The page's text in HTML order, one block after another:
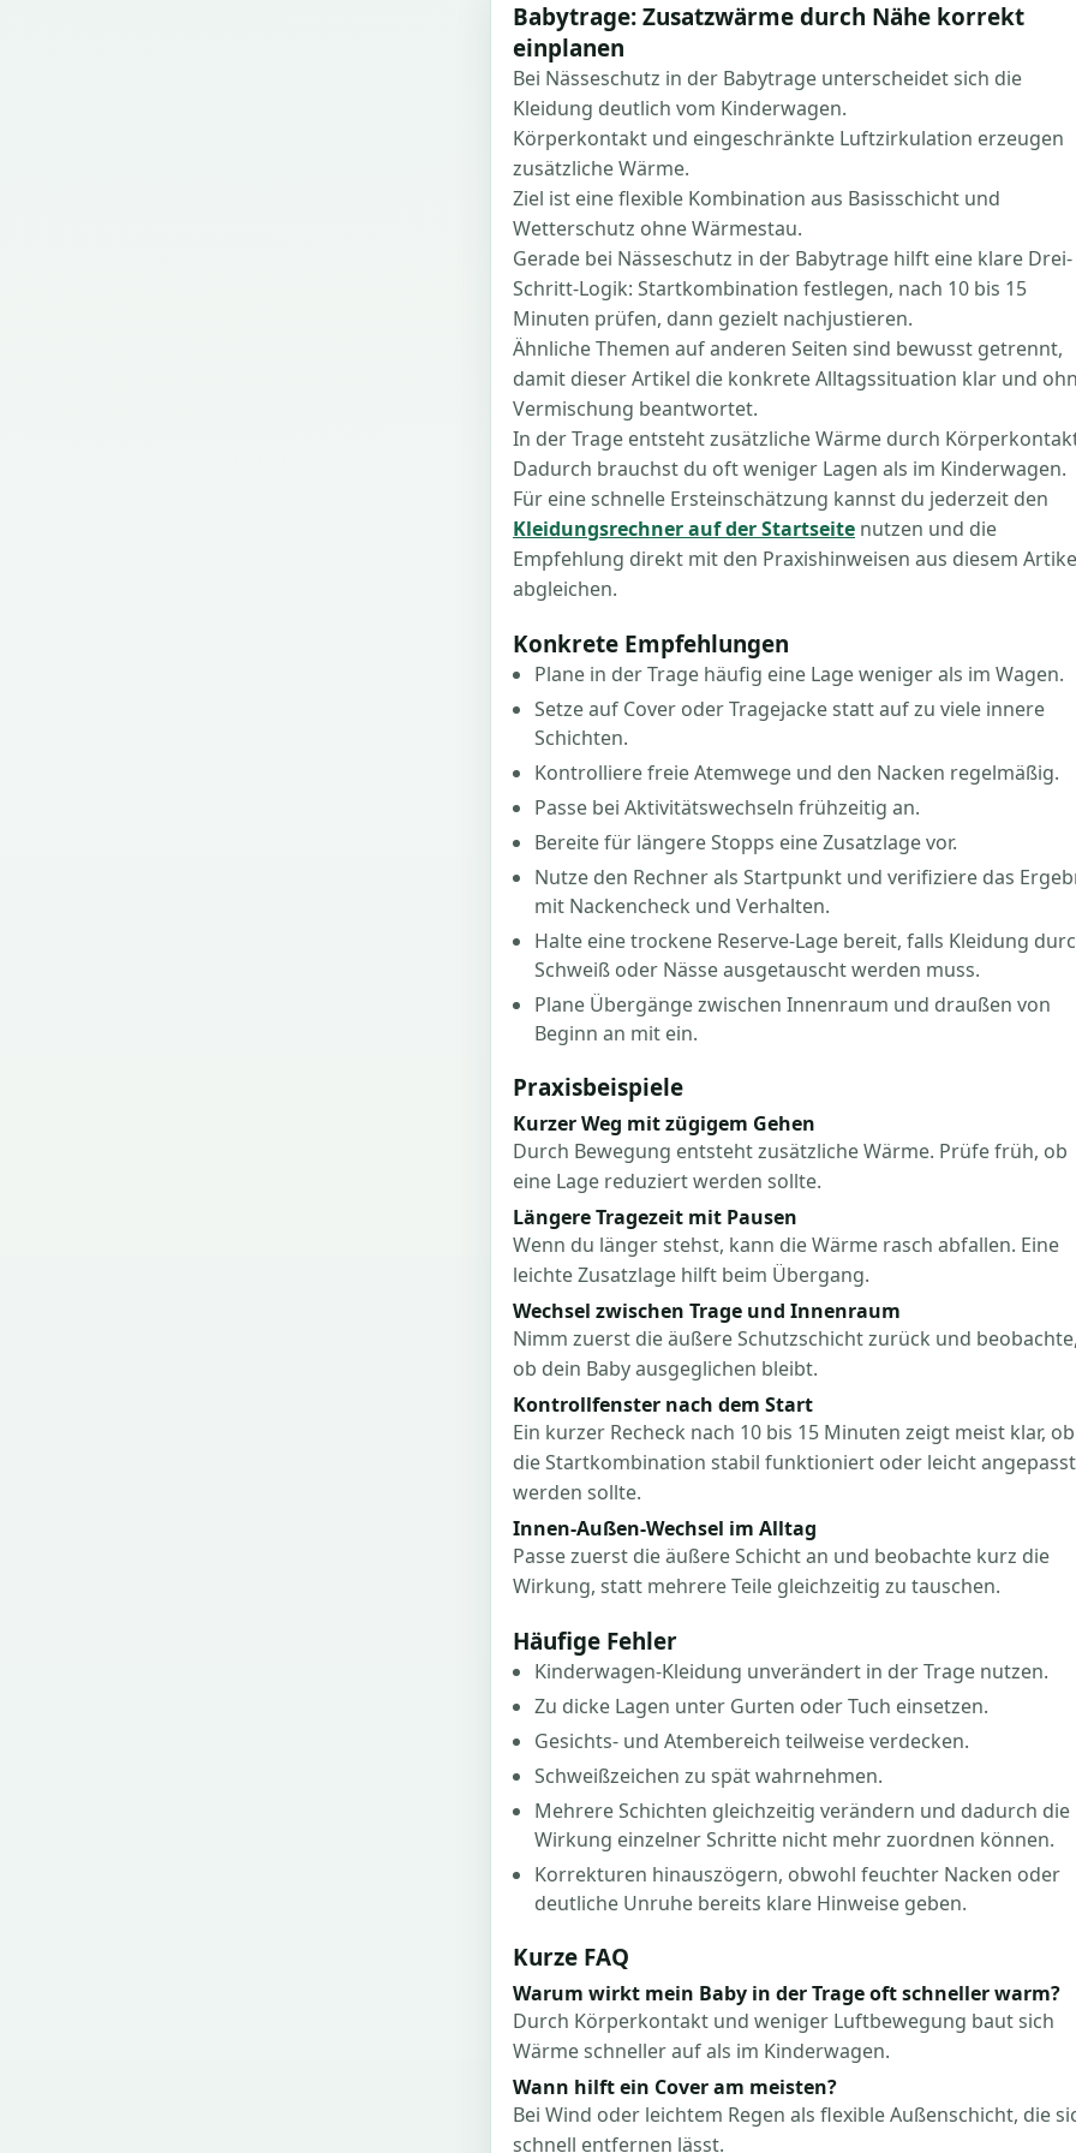
Babytrage: Zusatzwärme durch Nähe korrekt
einplanen
Bei Nässeschutz in der Babytrage unterscheidet sich die
Kleidung deutlich vom Kinderwagen.
Körperkontakt und eingeschränkte Luftzirkulation erzeugen
zusätzliche Wärme.
Ziel ist eine flexible Kombination aus Basisschicht und
Wetterschutz ohne Wärmestau.
Gerade bei Nässeschutz in der Babytrage hilft eine klare Drei-
Schritt-Logik: Startkombination festlegen, nach 10 bis 15
Minuten prüfen, dann gezielt nachjustieren.
Ähnliche Themen auf anderen Seiten sind bewusst getrennt,
damit dieser Artikel die konkrete Alltagssituation klar und
Vermischung beantwortet.
In der Trage entsteht zusätzliche Wärme durch
Dadurch brauchst du oft weniger Lagen als im Kinderwagen.
Für eine schnelle Ersteinschätzung kannst du jederzeit den
Kleidungsrechner auf der Startseite nutzen und die
Empfehlung direkt mit den Praxishinweisen aus diesem
abgleichen.
Konkrete Empfehlungen
Plane in der Trage häufig eine Lage weniger als im Wagen.
Setze auf Cover oder Tragejacke statt auf zu viele innere
Schichten.
Kontrolliere freie Atemwege und den Nacken regelmäßig.
Passe bei Aktivitätswechseln frühzeitig an.
Bereite für längere Stopps eine Zusatzlage vor.
Nutze den Rechner als Startpunkt und verifiziere das
mit Nackencheck und Verhalten.
Halte eine trockene Reserve-Lage bereit, falls Kleidung
Schweiß oder Nässe ausgetauscht werden muss.
Plane Übergänge zwischen Innenraum und draußen von
Beginn an mit ein.
Praxisbeispiele
Kurzer Weg mit zügigem Gehen
Durch Bewegung entsteht zusätzliche Wärme. Prüfe früh, ob
eine Lage reduziert werden sollte.
Längere Tragezeit mit Pausen
Wenn du länger stehst, kann die Wärme rasch abfallen. Eine
leichte Zusatzlage hilft beim Übergang.
Wechsel zwischen Trage und Innenraum
Nimm zuerst die äußere Schutzschicht zurück und
ob dein Baby ausgeglichen bleibt.
Kontrollfenster nach dem Start
Ein kurzer Recheck nach 10 bis 15 Minuten zeigt meist klar, ob
die Startkombination stabil funktioniert oder leicht angepasst
werden sollte.
Innen-Außen-Wechsel im Alltag
Passe zuerst die äußere Schicht an und beobachte kurz die
Wirkung, statt mehrere Teile gleichzeitig zu tauschen.
Häufige Fehler
Kinderwagen-Kleidung unverändert in der Trage nutzen.
Zu dicke Lagen unter Gurten oder Tuch einsetzen.
Gesichts- und Atembereich teilweise verdecken.
Schweißzeichen zu spät wahrnehmen.
Mehrere Schichten gleichzeitig verändern und dadurch die
Wirkung einzelner Schritte nicht mehr zuordnen können.
Korrekturen hinauszögern, obwohl feuchter Nacken oder
deutliche Unruhe bereits klare Hinweise geben.
Kurze FAQ
Warum wirkt mein Baby in der Trage oft schneller warm?
Durch Körperkontakt und weniger Luftbewegung baut sich
Wärme schneller auf als im Kinderwagen.
Wann hilft ein Cover am meisten?
Bei Wind oder leichtem Regen als flexible Außenschicht, die
schnell entfernen lässt.